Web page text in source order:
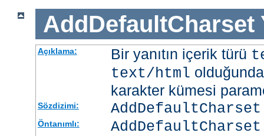
AddDefaultCharset
Açıklama: Bir yanıtın içerik türü
text/html
karakter kümesi
Sözdizimi:
Öntanımlı: